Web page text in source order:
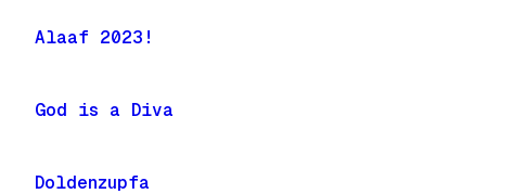
Alaaf 2023!
God is a Diva
Doldenzupfa